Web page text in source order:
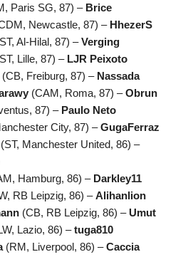
Paris SG, 87) – Brice
Newcastle, 87) – HhezerS
Al-Hilal, 87) –Verging
Lille, 87) – LJR Peixoto
(CB, Freiburg, 87) – Nassada
(CAM, Roma, 87) –Obrun
87) – Paulo Neto
City, 87) –GugaFerraz
(ST, Manchester United, 86) –
Hamburg, 86) – Darkley11
RB Leipzig, 86) –Alihanlion
(CB, RB Leipzig, 86) – Umut
Lazio, 86) –tuga810
(RM, Liverpool, 86) –Caccia